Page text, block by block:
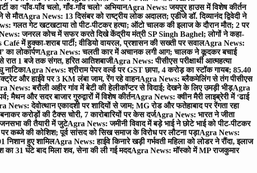
का ‘पाँव-पाँव चलो, गाँव-गाँव चलो’ अभियानAgra News: जयपुर हाउस में विशेष कीर्तन
से मौतAgra News: 13 दिसंबर को राष्ट्रीय लोक अदालत; एडीजे डॉ. दिव्यानंद द्विवेदी ने
गलत गेट खटखटाया तो पीट-पीटकर हत्या; ऑटो चालक की इलाज के दौरान मौत; 2 पर
जनरल कोच में सफर करते दिखे केंद्रीय मंत्री SP Singh Baghel; लोगों ने कहा-
में हुक्का-शराब पार्टी; वीडियो वायरल, प्रशासन की सख्ती पर सवालAgra News:
का लोकार्पणAgra News: चलती कार में अचानक लगी आग; चालक ने कूदकर बचाई
1 बजे तक संगत, हरित आतिशबाजीAgra News: पीसीएस परीक्षार्थी आत्महत्या
नाटिकाAgra News: श्रीराम पेपर वर्ल्ड पर GST छापा, 4 करोड़ का स्टॉक गायब; 85.40
और हाईवे पर 3 KM लंबा जाम, रेंग रहे वाहनAgra News: ब्लैकमेलिंग से तंग पीसीएस
News: बरौली अहीर गांव में बेटी की हेलीकॉप्टर से विदाई; देखने के लिए उमड़ी भीड़Agra
मैथन और सदर बाजार गुरुद्वारों में विशेष कीर्तनAgra News: क्वीन मैरी लाइब्रेरी में ‘ढाई
News: देवोत्थान एकादशी पर शादियों से जाम; MG रोड और फतेहाबाद पर रेंगता रहा
करोड़ों की टैक्स चोरी, 7 कारोबारियों पर केस दर्जAgra News: भारत ने जीता
की तैयारी में जुटेAgra News: जमीनी विवाद में बड़े भाई ने छोटे भाई को पीट-पीटकर
कब्जे की कोशिश; पूर्व सांसद को सिख समाज के विरोध पर लौटना पड़ाAgra News:
निशान हुए शामिलAgra News: हाईवे किनारे खड़ी गर्भवती महिला को लोडर ने रौंदा, इलाज
31 घंटे बाद मिला शव, सेना की ली गई मददAgra News: मॉस्को में MP राजकुमार